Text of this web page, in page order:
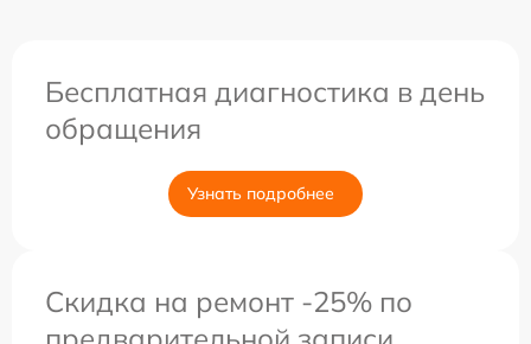
Бесплатная диагностика в день
обращения
Узнать подробнее
Скидка на ремонт -25% по